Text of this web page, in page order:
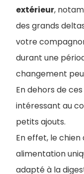
extérieur,
des grands
votre
durant une
changement
En dehors de
intéressant au
petits ajouts.
En effet, le
alimentation
adapté à la